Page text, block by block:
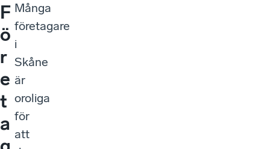
F
ö
r
e
t
a
Många
företagare
i
Skåne
är
oroliga
för
att